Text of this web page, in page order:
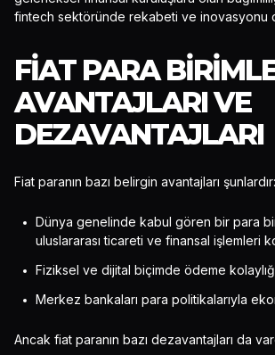
fintech sektöründe rekabeti ve inovasyonu
FIAT PARA
AVANTAJLARI VE
DEZAVANTAJLARI
Fiat paranın bazı belirgin avantajları şunlardır:
Dünya genelinde kabul gören bir para
uluslararası ticareti ve finansal işlemleri
Fiziksel ve dijital biçimde ödeme
Merkez bankaları para politikalarıyla
Ancak fiat paranın bazı dezavantajları da